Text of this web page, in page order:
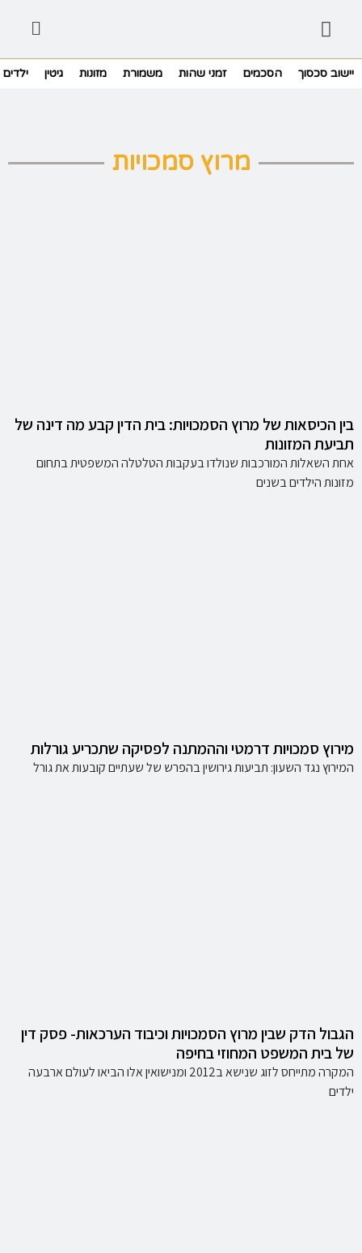
יישוב סכסוך הסכמים זמני שהות משמורת מזונות גיטין ילדים
מרוץ סמכויות
בין הכיסאות של מרוץ הסמכויות: בית הדין קבע מה דינה של
תביעת המזונות
אחת השאלות המורכבות שנולדו בעקבות הטלטלה המשפטית בתחום
מזונות הילדים בשנים
מירוץ סמכויות דרמטי וההמתנה לפסיקה שתכריע גורלות
המירוץ נגד השעון: תביעות גירושין בהפרש של שעתיים קובעות את גורל
הגבול הדק שבין מרוץ הסמכויות וכיבוד הערכאות- פסק דין
של בית המשפט המחוזי בחיפה
המקרה מתייחס לזוג שנישא ב2012 ומנישואין אלו הביאו לעולם ארבעה
ילדים